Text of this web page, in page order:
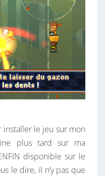
installer le jeu sur mon
plus tard sur ma
disponible sur le
le dire, il n’y pas que